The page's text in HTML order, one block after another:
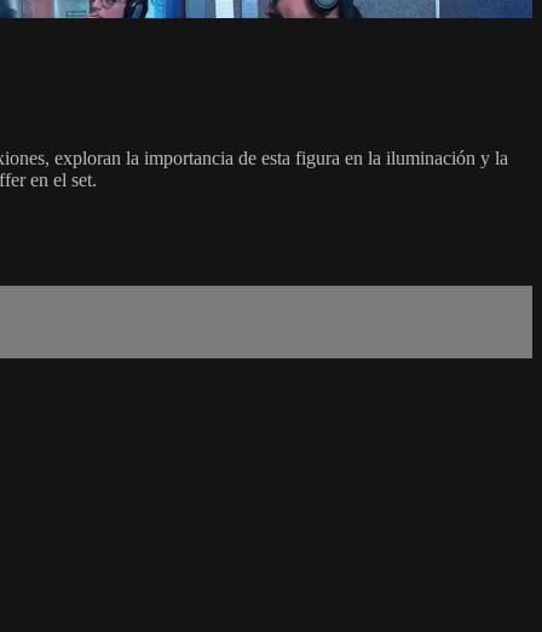
exploran la importancia de esta figura en la iluminación y la
en el set.